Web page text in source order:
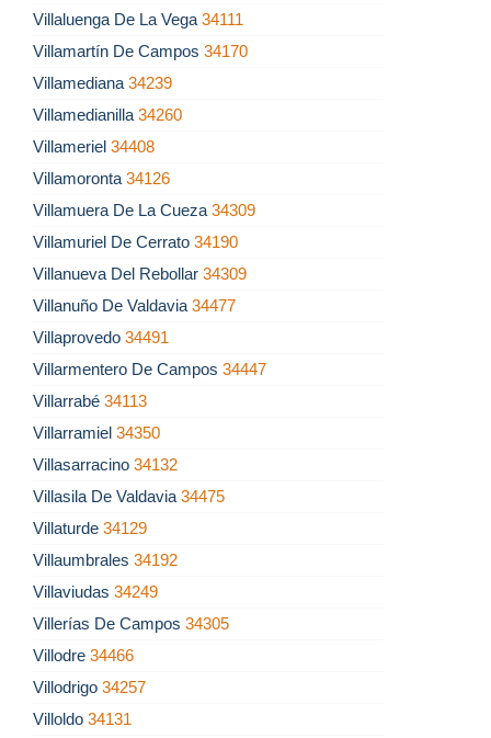
Villaluenga De La Vega 34111
Villamartín De Campos 34170
Villamediana 34239
Villamedianilla 34260
Villameriel 34408
Villamoronta 34126
Villamuera De La Cueza 34309
Villamuriel De Cerrato 34190
Villanueva Del Rebollar 34309
Villanuño De Valdavia 34477
Villaprovedo 34491
Villarmentero De Campos 34447
Villarrabé 34113
Villarramiel 34350
Villasarracino 34132
Villasila De Valdavia 34475
Villaturde 34129
Villaumbrales 34192
Villaviudas 34249
Villerías De Campos 34305
Villodre 34466
Villodrigo 34257
Villoldo 34131